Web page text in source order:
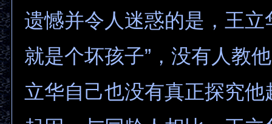
遗憾并令人迷惑的是，王立
就是个坏孩子”，没有人教
立华自己也没有真正探究他